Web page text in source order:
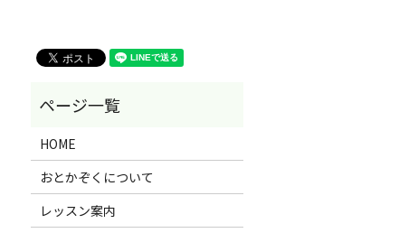
HOME
おとかぞくについて
レッスン案内